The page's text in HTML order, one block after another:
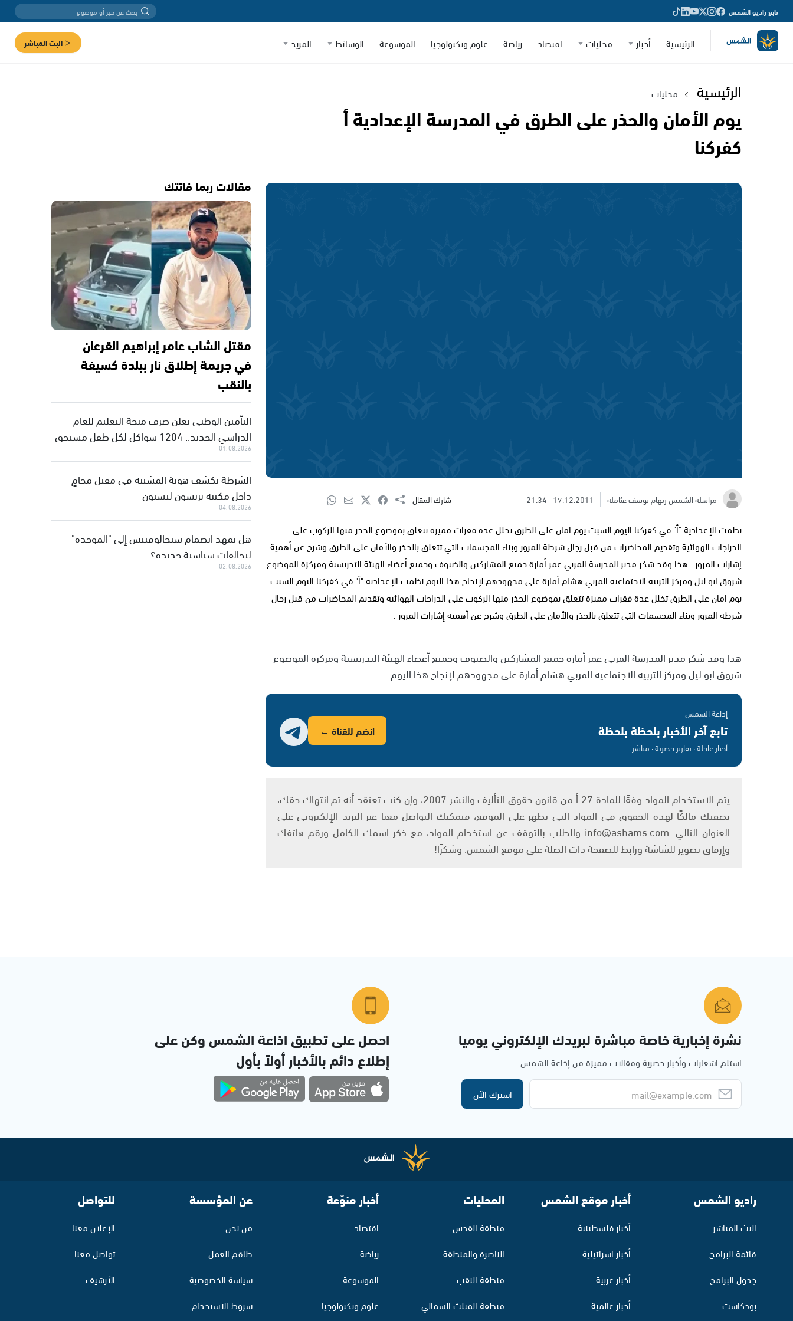
تابع راديو الشمس
الرئيسية أخبار محليات اقتصاد رياضة علوم وتكنولوجيا الموسوعة الوسائط المزيد البث المباشر
الرئيسية محليات
يوم الأمان والحذر على الطرق في المدرسة الإعدادية أ
كفركنا
مراسلة الشمس ريهام يوسف عثاملة 17.12.2011
21:34 شارك المقال
نظمت الإعدادية "أ" في كفركنا اليوم السبت يوم امان على الطرق تخلل عدة فقرات مميزة تتعلق بموضوع الحذر منها الركوب على
الدراجات الهوائية وتقديم المحاضرات من قبل رجال شرطة المرور وبناء المجسمات التي تتعلق بالحذر والأمان على الطرق وشرح عن أهمية
إشارات المرور . هذا وقد شكر مدير المدرسة المربي عمر أمارة جميع المشاركين والضيوف وجميع أعضاء الهيئة التدريسية ومركزة الموضوع
شروق ابو ليل ومركز التربية الاجتماعية المربي هشام أمارة على مجهودهم لإنجاح هذا اليوم.نظمت الإعدادية "أ" في كفركنا اليوم السبت
يوم امان على الطرق تخلل عدة فقرات مميزة تتعلق بموضوع الحذر منها الركوب على الدراجات الهوائية وتقديم المحاضرات من قبل رجال
شرطة المرور وبناء المجسمات التي تتعلق بالحذر والأمان على الطرق وشرح عن أهمية إشارات المرور .
هذا وقد شكر مدير المدرسة المربي عمر أمارة جميع المشاركين والضيوف وجميع أعضاء الهيئة التدريسية ومركزة الموضوع
شروق ابو ليل ومركز التربية الاجتماعية المربي هشام أمارة على مجهودهم لإنجاح هذا اليوم.
إذاعة الشمس
تابع آخر الأخبار بلحظة بلحظة
أخبار عاجلة · تقارير حصرية · مباشر
انضم للقناة ←
يتم الاستخدام المواد وفقًا للمادة 27 أ من قانون حقوق التأليف والنشر 2007، وإن كنت تعتقد أنه تم انتهاك حقك،
بصفتك مالكًا لهذه الحقوق في المواد التي تظهر على الموقع، فيمكنك التواصل معنا عبر البريد الإلكتروني على
العنوان التالي: info@ashams.com والطلب بالتوقف عن استخدام المواد، مع ذكر اسمك الكامل ورقم هاتفك
وإرفاق تصوير للشاشة ورابط للصفحة ذات الصلة على موقع الشمس. وشكرًا!
مقالات ربما فاتتك
مقتل الشاب عامر إبراهيم القرعان
في جريمة إطلاق نار ببلدة كسيفة
بالنقب
التأمين الوطني يعلن صرف منحة التعليم للعام
الدراسي الجديد.. 1204 شواكل لكل طفل مستحق
01.08.2026
الشرطة تكشف هوية المشتبه في مقتل محامٍ
داخل مكتبه بريشون لتسيون
04.08.2026
هل يمهد انضمام سيجالوفيتش إلى "الموحدة"
لتحالفات سياسية جديدة؟
02.08.2026
نشرة إخبارية خاصة مباشرة لبريدك الإلكتروني يوميا
استلم اشعارات وأخبار حصرية ومقالات مميزة من إذاعة الشمس
اشترك الآن
احصل على تطبيق اذاعة الشمس وكن على
إطلاع دائم بالأخبار أولاً بأول
راديو الشمس
البث المباشر
قائمة البرامج
جدول البرامج
بودكاست
أخبار موقع الشمس
أخبار فلسطينية
أخبار اسرائيلية
أخبار عربية
أخبار عالمية
المحليات
منطقة القدس
الناصرة والمنطقة
منطقة النقب
منطقة المثلث الشمالي
أخبار منوّعة
اقتصاد
رياضة
الموسوعة
علوم وتكنولوجيا
عن المؤسسة
من نحن
طاقم العمل
سياسة الخصوصية
شروط الاستخدام
للتواصل
الإعلان معنا
تواصل معنا
الأرشيف